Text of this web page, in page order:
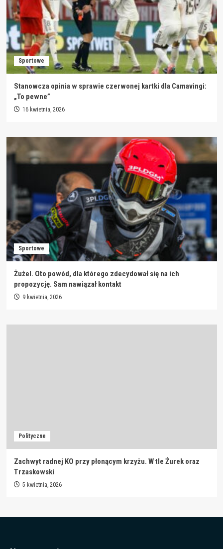
Sportowe
Stanowcza opinia w sprawie czerwonej kartki dla Camavingi:
„To pewne”
16 kwietnia, 2026
Sportowe
Żużel. Oto powód, dla którego zdecydował się na ich
propozycję. Sam nawiązał kontakt
9 kwietnia, 2026
Polityczne
Zachwyt radnej KO przy płonącym krzyżu. W tle Żurek oraz
Trzaskowski
5 kwietnia, 2026